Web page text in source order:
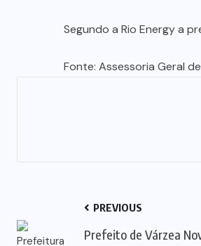
Segundo a Rio Energy a
Fonte: Assessoria Geral
PREVIOUS
Prefeito de Várzea